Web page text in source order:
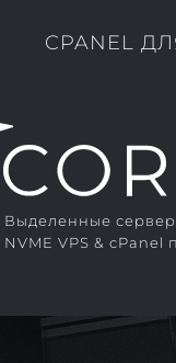
CPANEL
Выделенные
NVME VPS &